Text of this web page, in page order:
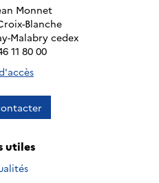
Monnet
Blanche
Malabry cedex
11 80 00
utiles